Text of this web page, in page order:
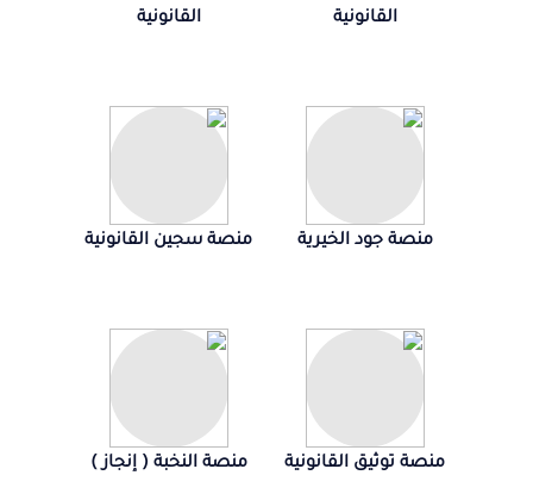
القانونية
القانونية
منصة جود الخيرية منصة سجين القانونية
منصة توثيق القانونية منصة النخبة ( إنجاز )